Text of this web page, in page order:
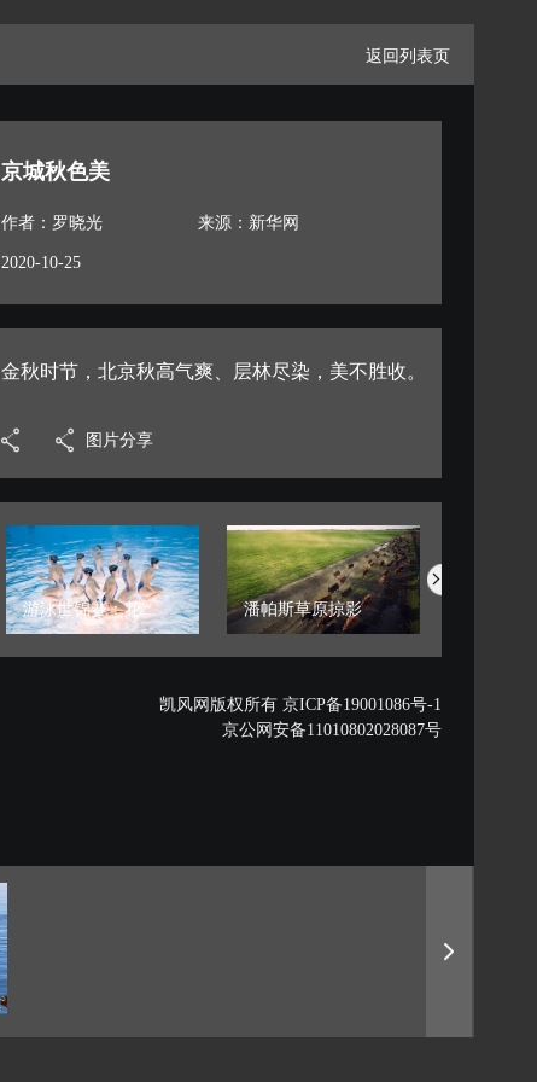
返回列表页
京城秋色美
作者：罗晓光 来源：新华网
2020-10-25
金秋时节，北京秋高气爽、层林尽染，美不胜收。
图片分享
游泳世锦赛：花... 潘帕斯草原掠影
凯风网版权所有 京ICP备19001086号-1
京公网安备11010802028087号